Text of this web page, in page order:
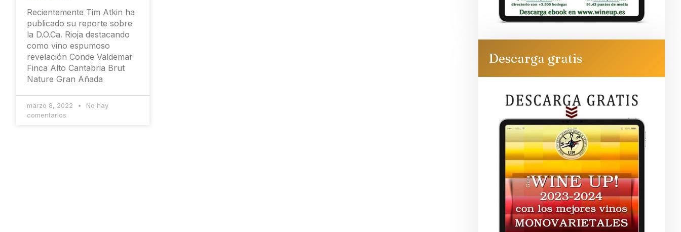
Recientemente Tim Atkin ha
publicado su reporte sobre
la D.O.Ca. Rioja destacando
como vino espumoso
revelación Conde Valdemar
Finca Alto Cantabria Brut
Nature Gran Añada
marzo 8, 2022
No hay
comentarios
Descarga gratis